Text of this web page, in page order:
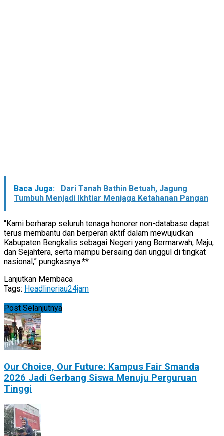
Baca Juga:
Dari Tanah Bathin Betuah, Jagung
Tumbuh Menjadi Ikhtiar Menjaga Ketahanan Pangan
“Kami berharap seluruh tenaga honorer non-database dapat
terus membantu dan berperan aktif dalam mewujudkan
Kabupaten Bengkalis sebagai Negeri yang Bermarwah, Maju,
dan Sejahtera, serta mampu bersaing dan unggul di tingkat
nasional,” pungkasnya.**
Lanjutkan Membaca
Tags: Headlineriau24jam
Post Selanjutnya
Our Choice, Our Future: Kampus Fair Smanda
2026 Jadi Gerbang Siswa Menuju Perguruan
Tinggi